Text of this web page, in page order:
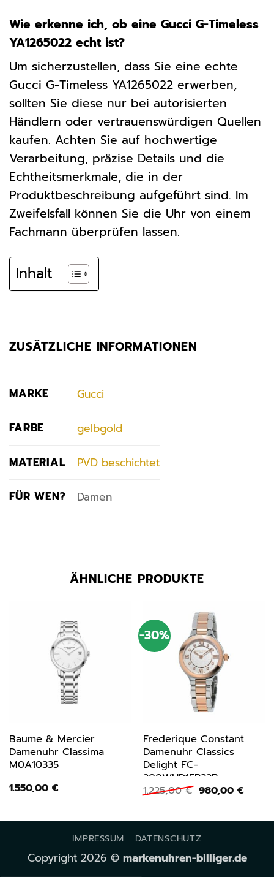
Wie erkenne ich, ob eine Gucci G-Timeless
YA1265022 echt ist?
Um sicherzustellen, dass Sie eine echte
Gucci G-Timeless YA1265022 erwerben,
sollten Sie diese nur bei autorisierten
Händlern oder vertrauenswürdigen Quellen
kaufen. Achten Sie auf hochwertige
Verarbeitung, präzise Details und die
Echtheitsmerkmale, die in der
Produktbeschreibung aufgeführt sind. Im
Zweifelsfall können Sie die Uhr von einem
Fachmann überprüfen lassen.
Inhalt
ZUSÄTZLICHE INFORMATIONEN
MARKE Gucci
FARBE gelbgold
MATERIAL PVD beschichtet
FÜR WEN? Damen
ÄHNLICHE PRODUKTE
Baume & Mercier
Damenuhr Classima
M0A10335
1.550,00 €
-30%
Frederique Constant
Damenuhr Classics
Delight FC-
200WHD1ER32B
1.225,00€ Ursprünglicher
Preis
1.225,00 €
980,00 €
IMPRESSUM DATENSCHUTZ
Copyright 2026 © markenuhren-billiger.de